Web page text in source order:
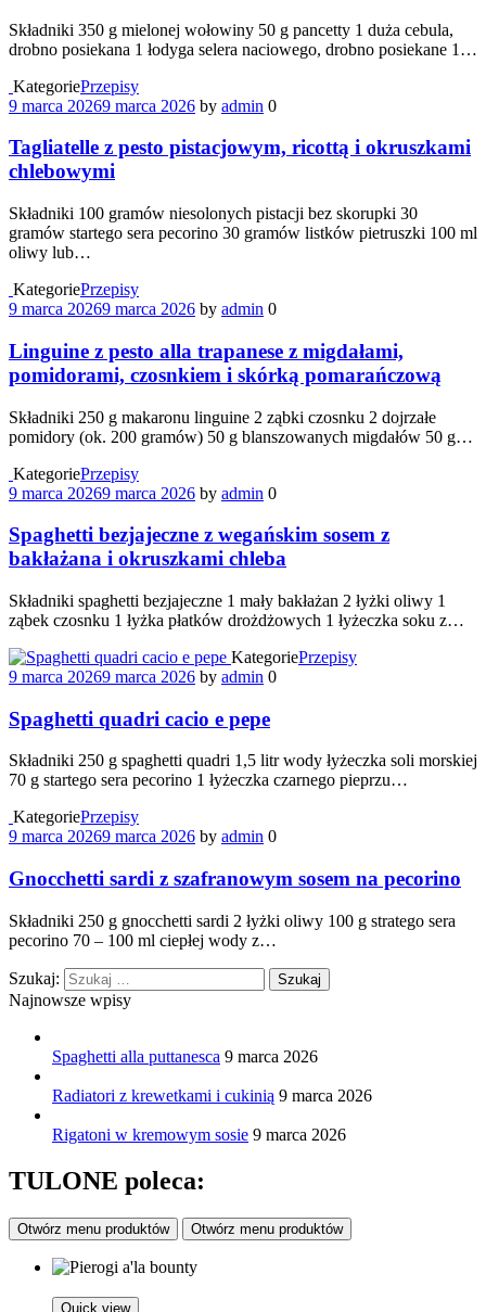
Składniki 350 g mielonej wołowiny 50 g pancetty 1 duża cebula,
drobno posiekana 1 łodyga selera naciowego, drobno posiekane 1…
KategoriePrzepisy
9 marca 20269 marca 2026 by admin 0
Tagliatelle z pesto pistacjowym, ricottą i okruszkami
chlebowymi
Składniki 100 gramów niesolonych pistacji bez skorupki 30
gramów startego sera pecorino 30 gramów listków pietruszki 100 ml
oliwy lub…
KategoriePrzepisy
9 marca 20269 marca 2026 by admin 0
Linguine z pesto alla trapanese z migdałami,
pomidorami, czosnkiem i skórką pomarańczową
Składniki 250 g makaronu linguine 2 ząbki czosnku 2 dojrzałe
pomidory (ok. 200 gramów) 50 g blanszowanych migdałów 50 g…
KategoriePrzepisy
9 marca 20269 marca 2026 by admin 0
Spaghetti bezjajeczne z wegańskim sosem z
bakłażana i okruszkami chleba
Składniki spaghetti bezjajeczne 1 mały bakłażan 2 łyżki oliwy 1
ząbek czosnku 1 łyżka płatków drożdżowych 1 łyżeczka soku z…
KategoriePrzepisy
9 marca 20269 marca 2026 by admin 0
Spaghetti quadri cacio e pepe
Składniki 250 g spaghetti quadri 1,5 litr wody łyżeczka soli morskiej
70 g startego sera pecorino 1 łyżeczka czarnego pieprzu…
KategoriePrzepisy
9 marca 20269 marca 2026 by admin 0
Gnocchetti sardi z szafranowym sosem na pecorino
Składniki 250 g gnocchetti sardi 2 łyżki oliwy 100 g stratego sera
pecorino 70 – 100 ml ciepłej wody z…
Szukaj:
Najnowsze wpisy
Spaghetti alla puttanesca 9 marca 2026
Radiatori z krewetkami i cukinią 9 marca 2026
Rigatoni w kremowym sosie 9 marca 2026
TULONE poleca:
Otwórz menu produktów Otwórz menu produktów
Quick view